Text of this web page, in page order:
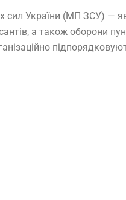
сил України (МП ЗСУ) —
а також оборони